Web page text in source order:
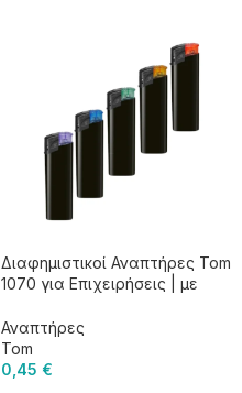
Διαφημιστικοί Αναπτήρες Tom
1070 για Επιχειρήσεις | με
Αναπτήρες
Tom
0,45 €